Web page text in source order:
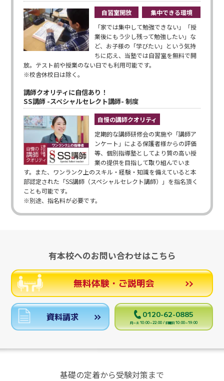
自習室開放
集中できる環境
「家では集中して勉強できない」「授
業後にもう少し残って勉強したい」な
ど、お子様の「学びたい」という気持
ちに応え、当塾では自習室を無料で開
放。テスト前や授業のない日でも利用可能です。
※校舎休校日は除く。
講師クオリティに自信あり！
SS講師 -スペシャルセレクト講師- 制度
自慢の講師クオリティ
定期的な講師研修会の実施や「講師ア
ンケート」による保護者様からの評価
等、個別指導塾としてより質の高い授
業の提供を目指して取り組んでいま
す。また、ワンランク上のスキル・経験・知識を備えていると本
部認定された「SS講師（スペシャルセレクト講師）」を指名頂く
ことも可能です。
※別途、指名料が必要です。
有本校へのお問い合わせはこちら
無料体験・ご説明会
資料請求 0120-62-0885
月～土 10:00～22:00 / 日曜日 10:00～19:00
基礎の定着から受験対策まで